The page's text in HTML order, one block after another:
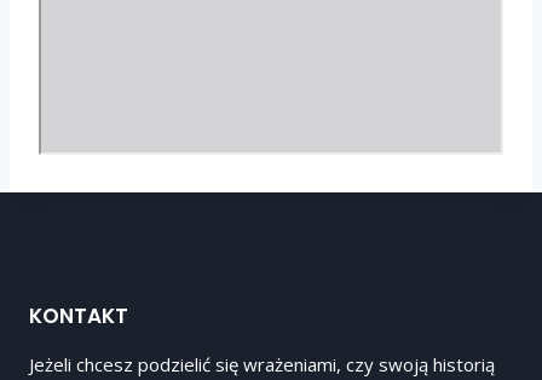
KONTAKT
Jeżeli chcesz podzielić się wrażeniami, czy swoją historią